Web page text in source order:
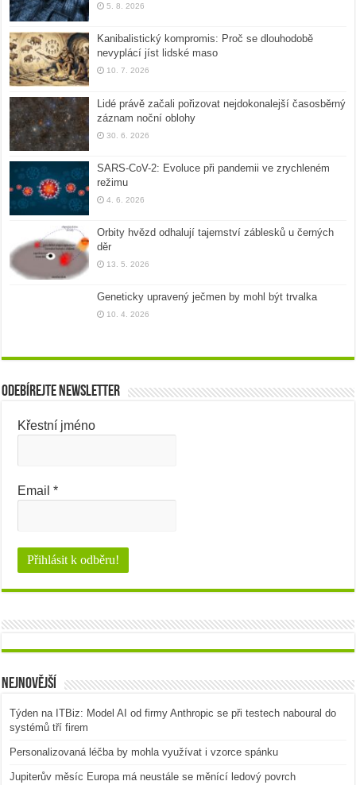
5. 8. 2026
Kanibalistický kompromis: Proč se dlouhodobě
nevyplácí jíst lidské maso
10. 7. 2026
Lidé právě začali pořizovat nejdokonalejší časosběrný
záznam noční oblohy
30. 6. 2026
SARS-CoV-2: Evoluce při pandemii ve zrychleném
režimu
4. 6. 2026
Orbity hvězd odhalují tajemství záblesků u černých
děr
13. 5. 2026
Geneticky upravený ječmen by mohl být trvalka
10. 4. 2026
Odebírejte newsletter
Křestní jméno
Email*
Nejnovější
Týden na ITBiz: Model AI od firmy Anthropic se při testech naboural do
systémů tří firem
Personalizovaná léčba by mohla využívat i vzorce spánku
Jupiterův měsíc Europa má neustále se měnící ledový povrch